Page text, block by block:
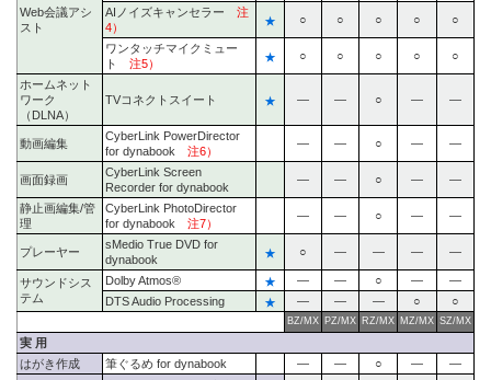
Web会議アシ
スト
AIノイズキャンセラー 注
4）
★ ○ ○ ○ ○ ○
ワンタッチマイクミュー
ト 注5）
★ ○ ○ ○ ○ ○
ホームネット
ワーク
（DLNA）
TVコネクトスイート ★ ― ― ○ ― ―
動画編集
CyberLink PowerDirector
for dynabook 注6）
― ― ○ ― ―
画面録画
CyberLink Screen
Recorder for dynabook
― ― ○ ― ―
静止画編集/管
理
CyberLink PhotoDirector
for dynabook 注7）
― ― ○ ― ―
プレーヤー
sMedio True DVD for
dynabook
★ ○ ― ― ― ―
サウンドシス
テム
Dolby Atmos® ★ ― ― ○ ―
―
DTS Audio Processing
★ ― ― ― ○ ○
BZ/MX PZ/MX RZ/MX MZ/MX SZ/MX
実 用
はがき作成
筆ぐるめ for dynabook ― ― ○ ―
―